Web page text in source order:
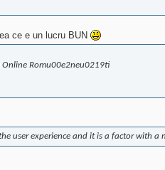
ce e un lucru BUN
Romu00e2neu0219ti
user experience and it is a factor with